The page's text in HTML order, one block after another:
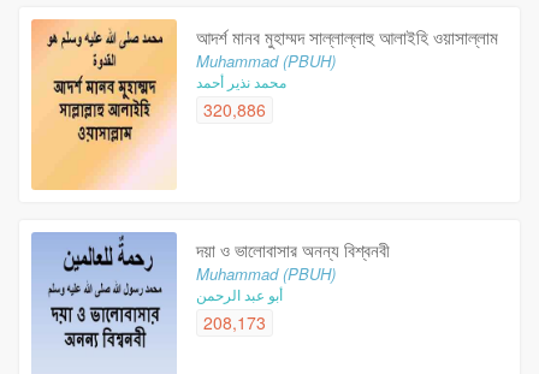
আদর্শ মানব মুহাম্মদ সাল্লাল্লাহু আলাইহি ওয়াসাল্লাম
Muhammad (PBUH)
محمد نذير أحمد
320,886
দয়া ও ভালোবাসার অনন্য বিশ্বনবী
Muhammad (PBUH)
أبو عبد الرحمن
208,173